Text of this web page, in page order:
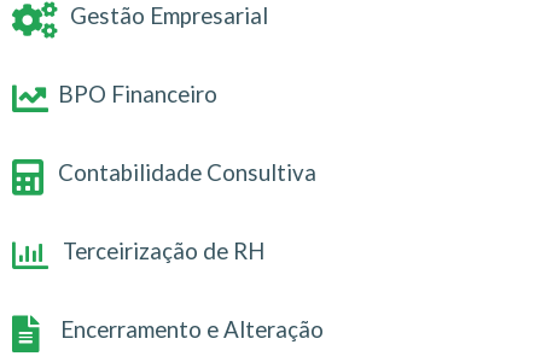
Gestão Empresarial
BPO Financeiro
Contabilidade Consultiva
Terceirização de RH
Encerramento e Alteração